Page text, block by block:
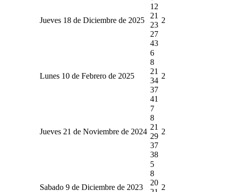
Jueves 18 de Diciembre de 2025
12
21
23
27
43
2
Lunes 10 de Febrero de 2025
6
8
21
34
37
41
2
Jueves 21 de Noviembre de 2024
7
8
21
29
37
38
2
Sabado 9 de Diciembre de 2023
5
8
20
2